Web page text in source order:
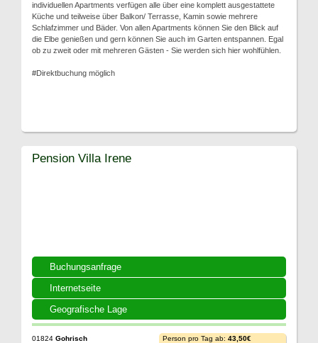
individuellen Apartments verfügen alle über eine komplett ausgestattete
Küche und teilweise über Balkon/ Terrasse, Kamin sowie mehrere
Schlafzimmer und Bäder. Von allen Apartments können Sie den Blick auf
die Elbe genießen und gern können Sie auch im Garten entspannen. Egal
ob zu zweit oder mit mehreren Gästen - Sie werden sich hier wohlfühlen.
#Direktbuchung möglich
Buchungsanfrage
Internetseite
Geografische Lage
Pension Villa Irene
01824 Gohrisch
Person pro Tag ab: 43,50€